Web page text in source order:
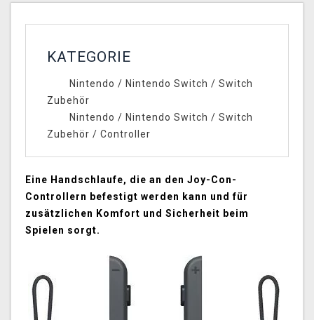
KATEGORIE
Nintendo / Nintendo Switch / Switch
Zubehör
Nintendo / Nintendo Switch / Switch
Zubehör / Controller
Eine Handschlaufe, die an den Joy-Con-
Controllern befestigt werden kann und für
zusätzlichen Komfort und Sicherheit beim
Spielen sorgt.